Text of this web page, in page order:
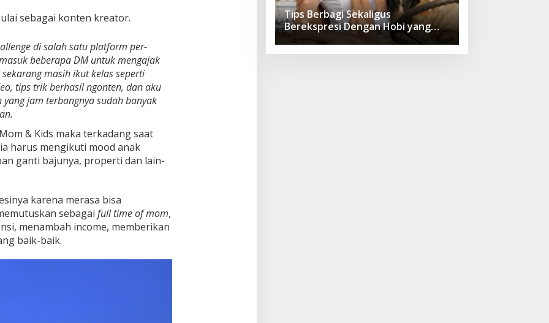
sebagai konten kreator.
di salah satu platform per-
beberapa DM untuk mengajak
masih ikut kelas seperti
tips trik berhasil ngonten, dan aku
jam terbangnya sudah banyak
& Kids maka terkadang saat
harus mengikuti mood anak
ganti bajunya, properti dan lain-
karena merasa bisa
sebagai full time of mom,
menambah income, memberikan
baik-baik.
Tips Berbagi Sekaligus
Berekspresi Dengan Hobi yang
Disukai Ala Dokter Pim